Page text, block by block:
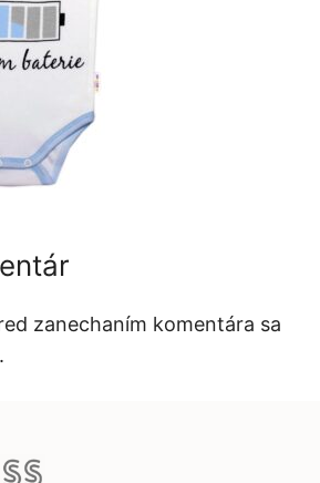
zanechaním komentára sa
.